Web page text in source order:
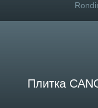
Плитка